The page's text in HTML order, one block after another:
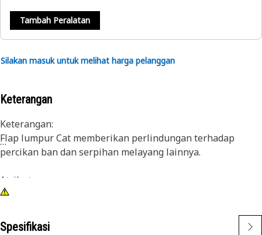
Tambah Peralatan
Silakan masuk untuk melihat harga pelanggan
Keterangan
Keterangan:
Flap lumpur Cat memberikan perlindungan terhadap
percikan ban dan serpihan melayang lainnya.
Atribut:
• Material sintetis tahan lama
pemasangan
Spesifikasi